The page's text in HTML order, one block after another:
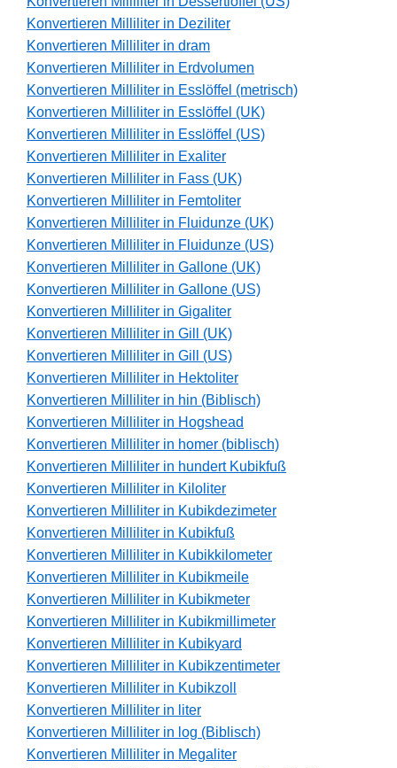
Konvertieren Milliliter in Deziliter
Konvertieren Milliliter in dram
Konvertieren Milliliter in Erdvolumen
Konvertieren Milliliter in Esslöffel (metrisch)
Konvertieren Milliliter in Esslöffel (UK)
Konvertieren Milliliter in Esslöffel (US)
Konvertieren Milliliter in Exaliter
Konvertieren Milliliter in Fass (UK)
Konvertieren Milliliter in Femtoliter
Konvertieren Milliliter in Fluidunze (UK)
Konvertieren Milliliter in Fluidunze (US)
Konvertieren Milliliter in Gallone (UK)
Konvertieren Milliliter in Gallone (US)
Konvertieren Milliliter in Gigaliter
Konvertieren Milliliter in Gill (UK)
Konvertieren Milliliter in Gill (US)
Konvertieren Milliliter in Hektoliter
Konvertieren Milliliter in hin (Biblisch)
Konvertieren Milliliter in Hogshead
Konvertieren Milliliter in homer (biblisch)
Konvertieren Milliliter in hundert Kubikfuß
Konvertieren Milliliter in Kiloliter
Konvertieren Milliliter in Kubikdezimeter
Konvertieren Milliliter in Kubikfuß
Konvertieren Milliliter in Kubikkilometer
Konvertieren Milliliter in Kubikmeile
Konvertieren Milliliter in Kubikmeter
Konvertieren Milliliter in Kubikmillimeter
Konvertieren Milliliter in Kubikyard
Konvertieren Milliliter in Kubikzentimeter
Konvertieren Milliliter in Kubikzoll
Konvertieren Milliliter in liter
Konvertieren Milliliter in log (Biblisch)
Konvertieren Milliliter in Megaliter